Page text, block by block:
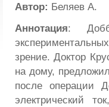
Автор: Беляев А.
Аннотация:
зрение. Доктор
на дому,
после операции
электрический